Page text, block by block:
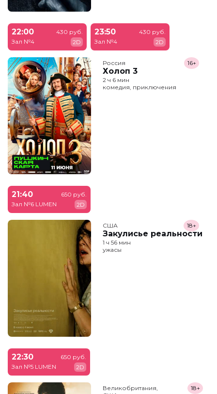
22:00
Зал №4
430 руб.
2D
23:50
Зал №4
430 руб.
2D
Россия
Холоп 3
16+
2 ч 6 мин
комедия, приключения
21:40
Зал №6 LUMEN
650 руб.
2D
США
Закулисье реальности
18+
1 ч 56 мин
ужасы
22:30
Зал №5 LUMEN
650 руб.
2D
Великобритания,
18+